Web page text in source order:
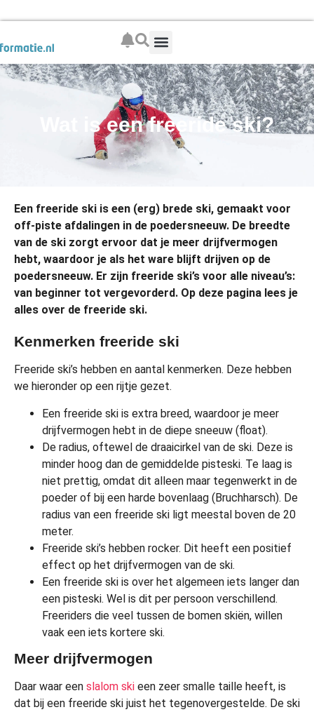
Wat is een freeride ski?
Een freeride ski is een (erg) brede ski, gemaakt voor
off-piste afdalingen in de poedersneeuw. De breedte
van de ski zorgt ervoor dat je meer drijfvermogen
hebt, waardoor je als het ware blijft drijven op de
poedersneeuw. Er zijn freeride ski’s voor alle niveau’s:
van beginner tot vergevorderd. Op deze pagina lees je
alles over de freeride ski.
Kenmerken freeride ski
Freeride ski’s hebben en aantal kenmerken. Deze hebben
we hieronder op een rijtje gezet.
Een freeride ski is extra breed, waardoor je meer
drijfvermogen hebt in de diepe sneeuw (float).
De radius, oftewel de draaicirkel van de ski. Deze is
minder hoog dan de gemiddelde pisteski. Te laag is
niet prettig, omdat dit alleen maar tegenwerkt in de
poeder of bij een harde bovenlaag (Bruchharsch). De
radius van een freeride ski ligt meestal boven de 20
meter.
Freeride ski’s hebben rocker. Dit heeft een positief
effect op het drijfvermogen van de ski.
Een freeride ski is over het algemeen iets langer dan
een pisteski. Wel is dit per persoon verschillend.
Freeriders die veel tussen de bomen skiën, willen
vaak een iets kortere ski.
Meer drijfvermogen
Daar waar een slalom ski een zeer smalle taille heeft, is
dat bij een freeride ski juist het tegenovergestelde. De ski